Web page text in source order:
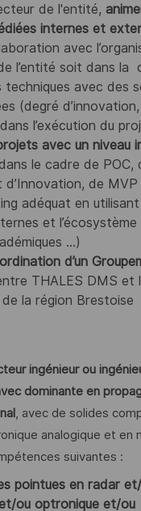
de l'entité,
internes et
avec
l’entité soit dans la
techniques avec des
(degré
l’exécution du
avec un niveau
le cadre de POC,
d’Innovation, de
adéquat en utilisant
et
...)
d’un
THALES DMS et
la région Brestoise
ingénieur ou
dominante en
, avec de solides
analogique et en
suivantes :
pointues en radar
ou optronique et/ou